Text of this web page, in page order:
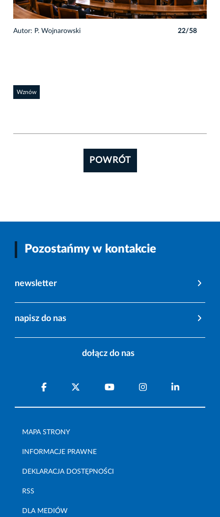
Autor: P. Wojnarowski 22/58
Wznów
POWRÓT
Pozostańmy w kontakcie
newsletter
napisz do nas
dołącz do nas
MAPA STRONY
INFORMACJE PRAWNE
DEKLARACJA DOSTĘPNOŚCI
RSS
DLA MEDIÓW